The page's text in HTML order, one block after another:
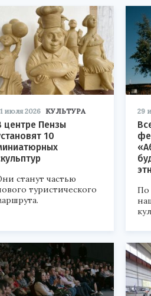
июля 2026 КУЛЬТУРА
центре Пензы
10
станут частью
туристического
29
По